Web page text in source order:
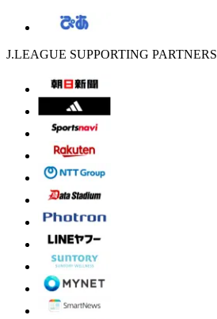
J.LEAGUE SUPPORTING PARTNERS